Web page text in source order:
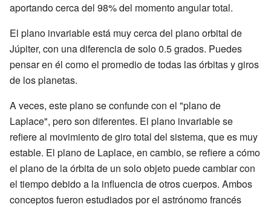
aportando cerca del 98% del momento angular total.
El plano invariable está muy cerca del plano orbital de
Júpiter, con una diferencia de solo 0.5 grados. Puedes
pensar en él como el promedio de todas las órbitas y giros
de los planetas.
A veces, este plano se confunde con el "plano de
Laplace", pero son diferentes. El plano invariable se
refiere al movimiento de giro total del sistema, que es muy
estable. El plano de Laplace, en cambio, se refiere a cómo
el plano de la órbita de un solo objeto puede cambiar con
el tiempo debido a la influencia de otros cuerpos. Ambos
conceptos fueron estudiados por el astrónomo francés